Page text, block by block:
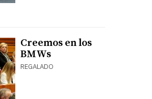
Creemos en los
BMWs
REGALADO